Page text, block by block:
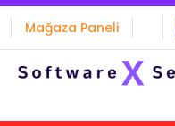
Mağaza Paneli